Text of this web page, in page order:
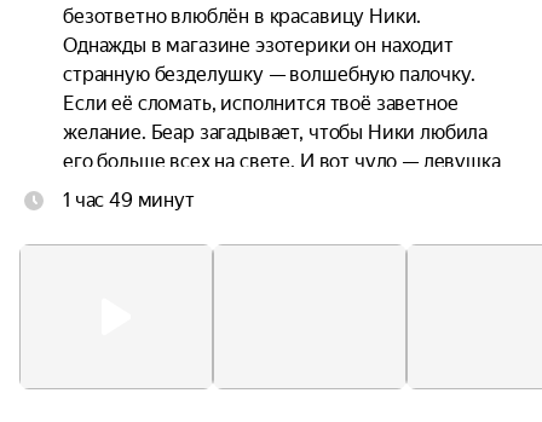
безответно влюблён в красавицу Ники.
Однажды в магазине эзотерики он находит
странную безделушку — волшебную палочку.
Если её сломать, исполнится твоё заветное
желание. Беар загадывает, чтобы Ники любила
его больше всех на свете. И вот чудо — девушка
и правда в него влюбляется. Однако его счастью
одержима, а её знаки внимания становятся всё
1 час 49 минут